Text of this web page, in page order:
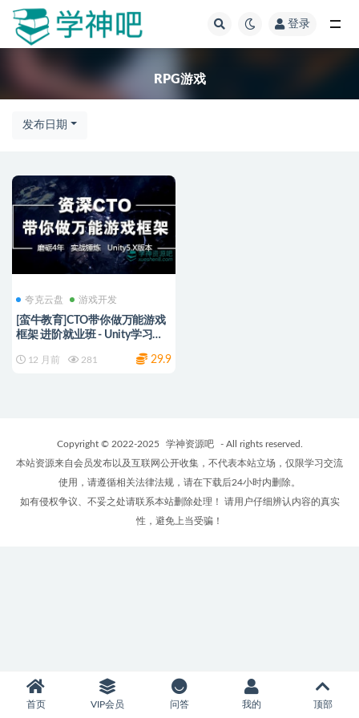
登录
RPG游戏
发布日期
夸克云盘 游戏开发
[蛮牛教育]CTO带你做万能游戏
框架 进阶就业班 - Unity学习视
克网盘
12 月前 281 29.9
Copyright © 2022-2025 学神资源吧
- All rights reserved.
本站资源来自会员发布以及互联网公开收集，不代表本站立场，仅限学习交流
使用，请遵循相关法律法规，请在下载后24小时内删除。
如有侵权争议、不妥之处请联系本站删除处理！ 请用户仔细辨认内容的真实
性，避免上当受骗！
首页 VIP会员 问答 我的 顶部